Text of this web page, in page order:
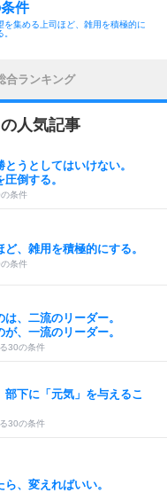
件
を集める上司ほど、雑用を積極的に
合ランキング
人気記事
とうとしてはいけない。
圧倒する。
条件
、雑用を積極的にする。
条件
、二流のリーダー。
、一流のリーダー。
30の条件
部下に「元気」を与えるこ
30の条件
、変えればいい。